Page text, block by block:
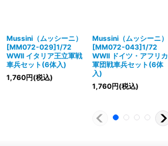
Mussini（ムッシーニ）
[MM072-029]1/72
WWII イタリア王立軍戦
車兵セット(6体入)
1,760円(税込)
Mussini（ムッシーニ）
[MM072-043]1/72
WWII ドイツ・アフリカ
軍団戦車兵セット(6体
入)
1,760円(税込)